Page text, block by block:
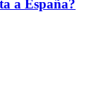
a España?